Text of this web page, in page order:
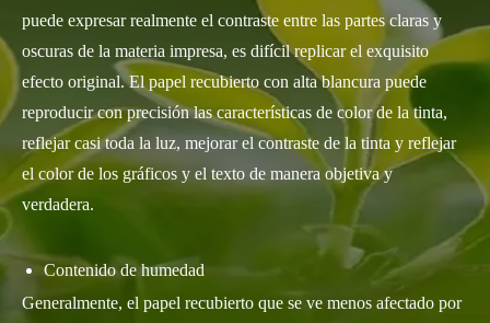
puede expresar realmente el contraste entre las partes claras y
oscuras de la materia impresa, es difícil replicar el exquisito
efecto original. El papel recubierto con alta blancura puede
reproducir con precisión las características de color de la tinta,
reflejar casi toda la luz, mejorar el contraste de la tinta y reflejar
el color de los gráficos y el texto de manera objetiva y
verdadera.
Contenido de humedad
Generalmente, el papel recubierto que se ve menos afectado por